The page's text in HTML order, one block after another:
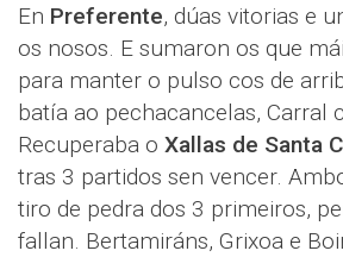
En Preferente, dúas vitorias e
os nosos. E sumaron os que
para manter o pulso cos de
batía ao pechacancelas, Carral
Recuperaba o Xallas de Santa
tras 3 partidos sen vencer.
tiro de pedra dos 3 primeiros,
fallan. Bertamiráns, Grixoa e